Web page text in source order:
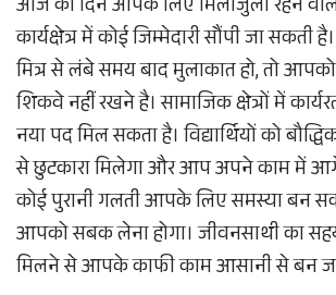
आज का दिन आपके लिए मिलाजुला रहने
कार्यक्षेत्र में कोई जिम्मेदारी सौंपी जा
मित्र से लंबे समय बाद मुलाकात हो, तो
शिकवे नहीं रखने है। सामाजिक क्षेत्रों में
नया पद मिल सकता है। विद्यार्थियों को
से छुटकारा मिलेगा और आप अपने काम में
कोई पुरानी गलती आपके लिए समस्या बन
आपको सबक लेना होगा। जीवनसाथी का
मिलने से आपके काफी काम आसानी से बन